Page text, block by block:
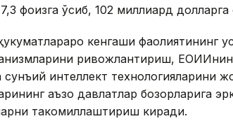
фоизга ўсиб, 102 миллиард
кенгаши фаолиятининг
ривожлантириш,
сунъий интеллект технологияларини
аъзо давлатлар бозорларига
такомиллаштириш киради.